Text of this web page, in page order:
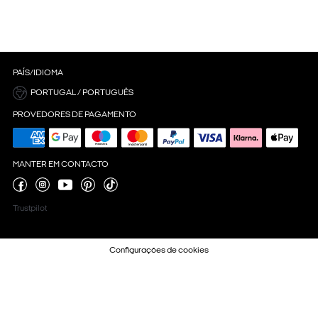
PAÍS/IDIOMA
PORTUGAL / PORTUGUÊS
PROVEDORES DE PAGAMENTO
MANTER EM CONTACTO
Trustpilot
Configurações de cookies